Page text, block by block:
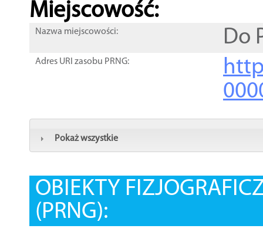
Miejscowość:
Nazwa miejscowości: Do
Adres URI zasobu PRNG:
Pokaż wszystkie
OBIEKTY
(PRNG):